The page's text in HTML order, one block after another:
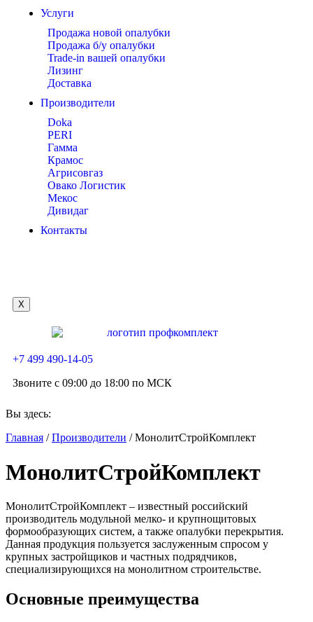
Услуги
Продажа новой опалубки
Продажа б/у опалубки
Trade-in вашей опалубки
Лизинг
Доставка
Производители
Doka
PERI
Гамма
Крамос
Агрисовгаз
Овако Логистик
Мекос
Дивидаг
Контакты
X
+7 499 490-14-05
Звоните с 09:00 до 18:00 по МСК
Вы здесь:
Главная /Производители /МонолитСтройКомплект
МонолитСтройКомплект
МонолитСтройКомплект – известный российский
производитель модульной мелко- и крупнощитовых
формообразующих систем, а также опалубки перекрытия.
Данная продукция пользуется заслуженным спросом у
крупных застройщиков и частных подрядчиков,
специализирующихся на монолитном строительстве.
Основные преимущества